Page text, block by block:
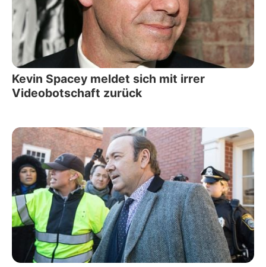
Kevin Spacey meldet sich mit irrer
Videobotschaft zurück